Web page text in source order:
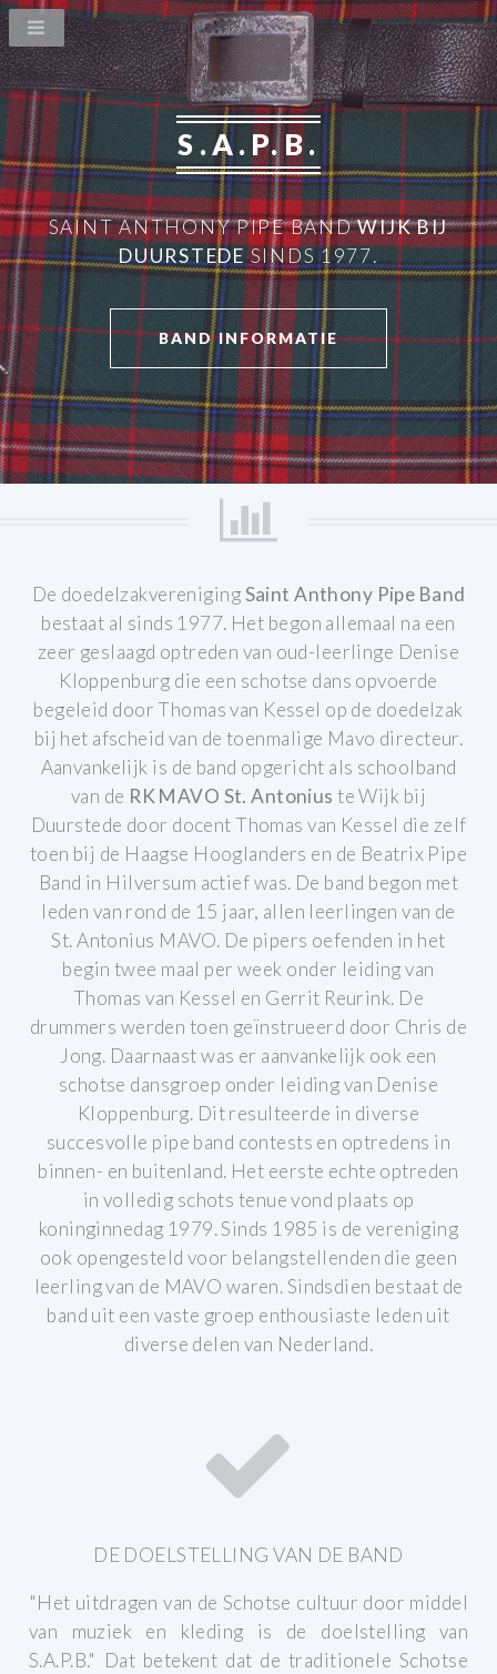
S.A.P.B.
SAINT ANTHONY PIPE BANDWIJK BIJ
DUURSTEDE SINDS 1977.
BAND INFORMATIE
De doedelzakverenigingSaint Anthony Pipe Band
bestaat al sinds 1977. Het begon allemaal na een
zeer geslaagd optreden van oud-leerlinge Denise
Kloppenburg die een schotse dans opvoerde
begeleid door Thomas van Kessel op de doedelzak
bij het afscheid van de toenmalige Mavo directeur.
Aanvankelijk is de band opgericht als schoolband
van de RK MAVO St. Antoniuste Wijk bij
Duurstede door docent Thomas van Kessel die zelf
toen bij de Haagse Hooglanders en de Beatrix Pipe
Band in Hilversum actief was. De band begon met
leden van rond de 15 jaar, allen leerlingen van de
St. Antonius MAVO. De pipers oefenden in het
begin twee maal per week onder leiding van
Thomas van Kessel en Gerrit Reurink. De
drummers werden toen geïnstrueerd door Chris de
Jong. Daarnaast was er aanvankelijk ook een
schotse dansgroep onder leiding van Denise
Kloppenburg. Dit resulteerde in diverse
succesvolle pipe band contests en optredens in
binnen- en buitenland. Het eerste echte optreden
in volledig schots tenue vond plaats op
koninginnedag 1979.Sinds 1985 is de vereniging
ook opengesteld voor belangstellenden die geen
leerling van de MAVO waren. Sindsdien bestaat de
band uit een vaste groep enthousiaste leden uit
diverse delen van Nederland.
DE DOELSTELLING VAN DE BAND
"Het uitdragen van de Schotse cultuur door middel
van muziek en kleding is de doelstelling van
S.A.P.B." Dat betekent dat de traditionele Schotse